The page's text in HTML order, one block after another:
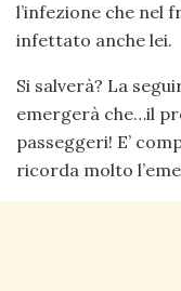
l’infezione che nel
infettato anche lei.
Si salverà? La
emergerà che…il
passeggeri! E’
ricorda molto